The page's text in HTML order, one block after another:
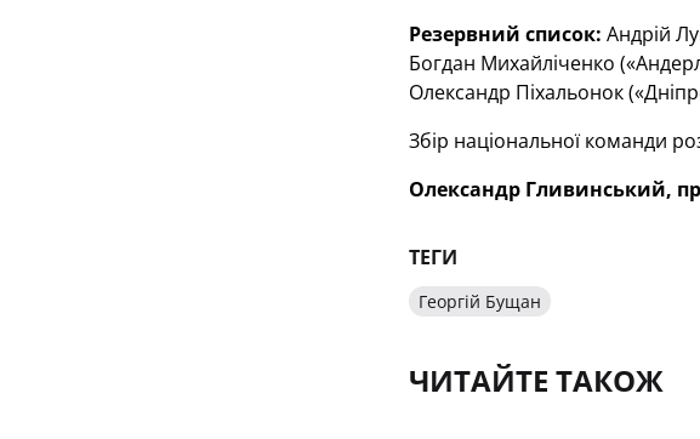
Резервний список: Андрій
Богдан Михайліченко
Олександр Піхальонок
Збір національної команди
Олександр Гливинський,
ТЕГИ
Георгій Бущан
ЧИТАЙТЕ ТАКОЖ